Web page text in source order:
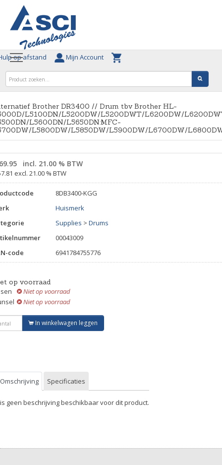
op afstand Mijn Account
Brother DR3400 // Drum tbv Brother HL-
L5100DN/L5200DW/L5200DWT/L6200DW/
L5600DN/L5650DN:MFC-
L5800DW/L5850DW/L5900DW/L6700DW/
incl. 21.00 % BTW
excl. 21.00 % BTW
8DB3400-KGG
Huismerk
Supplies > Drums
00043009
code
6941784755776
op voorraad
Niet op voorraad
Niet op voorraad
In winkelwagen leggen
Omschrijving Specificaties
geen beschrijving beschikbaar voor dit product.